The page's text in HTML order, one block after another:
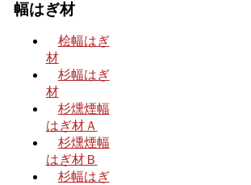
幅はぎ材
桧幅はぎ
材
杉幅はぎ
材
杉燻煙幅
はぎ材Ａ
杉燻煙幅
はぎ材Ｂ
杉幅はぎ